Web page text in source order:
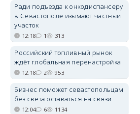
Ради подъезда к онкодиспансеру
в Севастополе изымают частный
участок
12:18 1 313
Российский топливный рынок
ждёт глобальная перенастройка
12:18 2 953
Бизнес поможет севастопольцам
без света оставаться на связи
12:04 6 1134